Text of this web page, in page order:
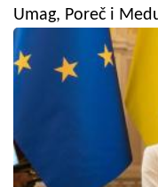
Umag, Poreč i